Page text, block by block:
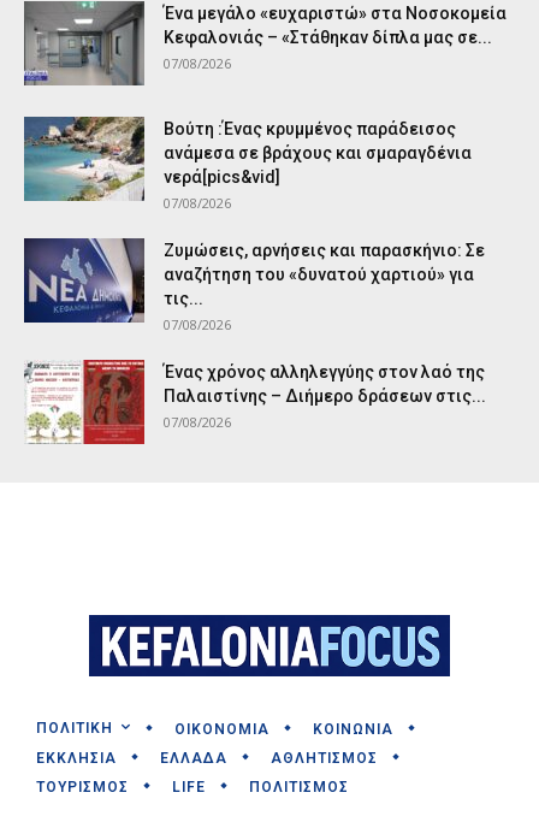
Ένα μεγάλο «ευχαριστώ» στα Νοσοκομεία
Κεφαλονιάς – «Στάθηκαν δίπλα μας σε...
07/08/2026
Βούτη :Ένας κρυμμένος παράδεισος
ανάμεσα σε βράχους και σμαραγδένια
νερά[pics&vid]
07/08/2026
Ζυμώσεις, αρνήσεις και παρασκήνιο: Σε
αναζήτηση του «δυνατού χαρτιού» για
τις...
07/08/2026
Ένας χρόνος αλληλεγγύης στον λαό της
Παλαιστίνης – Διήμερο δράσεων στις...
07/08/2026
ΠΟΛΙΤΙΚΗ ΟΙΚΟΝΟΜΙΑ
ΚΟΙΝΩΝΙΑ
ΕΚΚΛΗΣΙΑ
ΕΛΛΑΔΑ
ΑΘΛΗΤΙΣΜΟΣ
ΤΟΥΡΙΣΜΟΣ
LIFE ΠΟΛΙΤΙΣΜΟΣ